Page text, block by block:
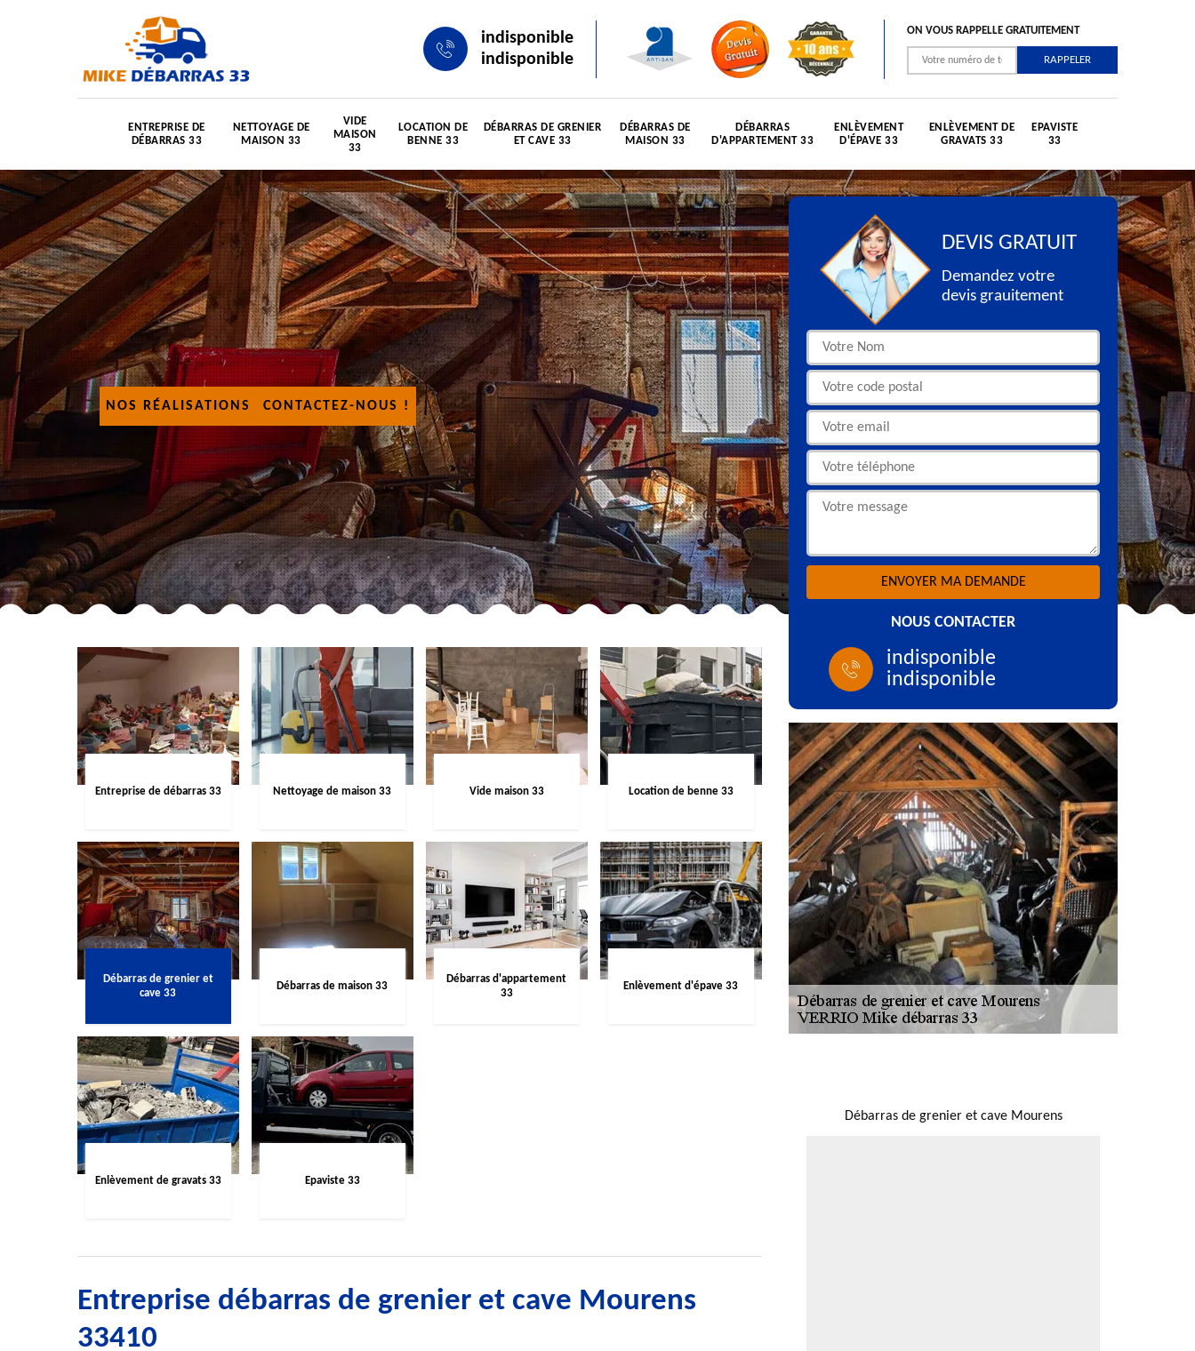
indisponible
indisponible
ON VOUS RAPPELLE GRATUITEMENT
ENTREPRISE DE
DÉBARRAS 33
NETTOYAGE DE
MAISON 33
VIDE
MAISON
33
LOCATION DE
BENNE 33
DÉBARRAS DE GRENIER
ET CAVE 33
DÉBARRAS DE
MAISON 33
DÉBARRAS
D'APPARTEMENT 33
ENLÈVEMENT
D'ÉPAVE 33
ENLÈVEMENT DE
GRAVATS 33
EPAVISTE
33
NOS RÉALISATIONS CONTACTEZ-NOUS !
Entreprise de débarras 33 Nettoyage de maison 33 Vide maison 33 Location de benne 33
Débarras de grenier et
cave 33
Débarras de maison 33
Débarras d'appartement
33
Enlèvement d'épave 33
Enlèvement de gravats 33 Epaviste 33
Entreprise débarras de grenier et cave Mourens
33410
DEVIS GRATUIT
Demandez votre
devis grauitement
NOUS CONTACTER
indisponible
indisponible
Débarras de grenier et cave Mourens